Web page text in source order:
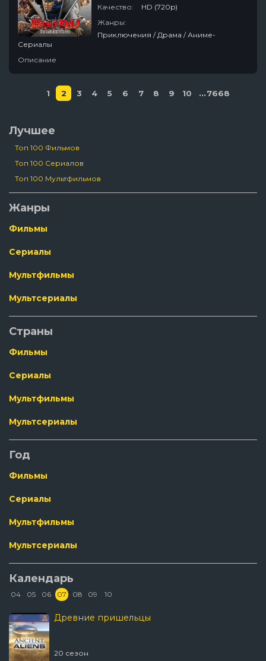
Качество:
HD (720p)
Жанры:
Приключения / Драма / Аниме-
Сериалы
Описание
1 2 3 4 5 6 7 8 9 10 ...7668
Лучшее
Топ 100 Фильмов
Топ 100 Сериалов
Топ 100 Мультфильмов
Жанры
Фильмы
Сериалы
Мультфильмы
Мультсериалы
Страны
Фильмы
Сериалы
Мультфильмы
Мультсериалы
Год
Фильмы
Сериалы
Мультфильмы
Мультсериалы
Календарь
04 05 06 07 08 09 10
Древние пришельцы
20 сезон